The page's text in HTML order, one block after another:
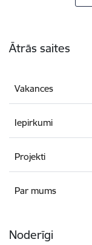
Ātrās saites
Vakances
Iepirkumi
Projekti
Par mums
Noderīgi